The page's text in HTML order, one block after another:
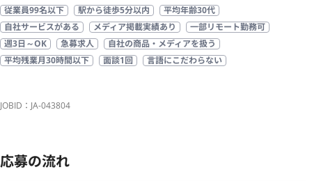
従業員99名以下
駅から徒歩5分以内
平均年齢30代
自社サービスがある
メディア掲載実績あり
一部リモート勤務可
週3日～OK
急募求人
自社の商品・メディアを扱う
平均残業月30時間以下
面談1回 言語にこだわらない
JOBID：JA-043804
応募の流れ